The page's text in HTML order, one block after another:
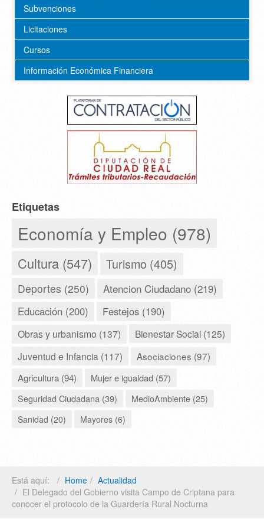
Subvenciones
Licitaciones
Cursos
Información Económica Financiera
Etiquetas
Economía y Empleo (978)
Cultura (547) Turismo (405)
Deportes (250) Atencion Ciudadano (219)
Educación (200) Festejos (190)
Obras y urbanismo (137)
Bienestar Social (125)
Juventud e Infancia (117)
Asociaciones (97)
Agricultura (94)
Mujer e igualdad (57)
Seguridad Ciudadana (39)
MedioAmbiente (25)
Sanidad (20)
Mayores (6)
Está aquí: Home
Actualidad
El Delegado del Gobierno visita Campo de Criptana para
conocer el protocolo de la Guardería Rural Nocturna